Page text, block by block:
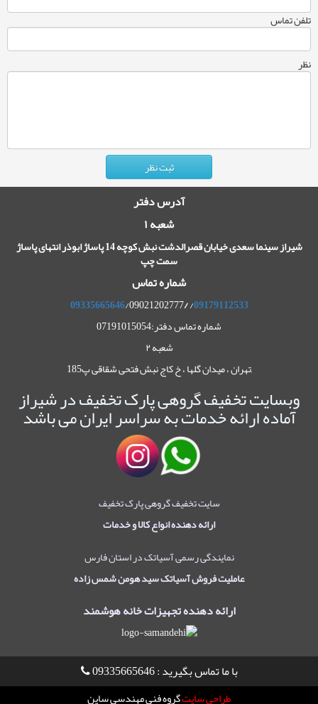
تلفن تماس
نظر
آدرس دفتر
شعبه ۱
شیراز سینما سعدی خیابان قصرالدشت نبش کوچه 14 پاساژ ابوذر انتهای پاساژ
سمت چپ
شماره تماس
09179112533
/
/
09335665646/09021202777
شماره تماس دفتر:07191015054
شعبه ۲
,تهران ، میدان گلها ، خ کاج نبش فتحی شقاقی پ185
وبسایت تخفیف گروهی پارک تخفیف در شیراز
آماده ارائه خدمات به سراسر ایران می باشد
سایت تخفیف گروهی پارک تخفیف
ارائه دهنده انواع کالا و خدمات
نمایندگی رسمی آسیاتک در استان فارس
عاملیت فروش آسیاتک سید هومن شمس زاده
ارائه دهنده تجهیزات خانه هوشمند
با ما تماس بگیرید : 09335665646
طراحی سایتگروه فنی مهندسی ساین